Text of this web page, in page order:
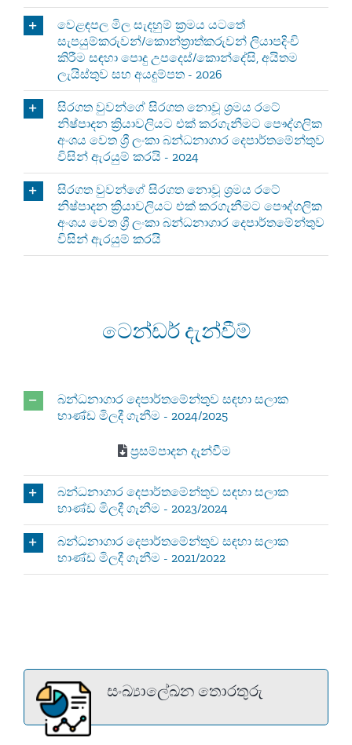
වෙළඳපල මිල සැදහුම් ක්‍රමය යටතේ
සැපයුම්කරුවන්/කොන්ත්‍රාත්කරුවන් ලියාපදිංචි
කිරීම සඳහා පොදු උපදෙස්/කොන්දේසි, අයිතම
ලැයිස්තුව සහ අයදුම්පත - 2026
සිරගත වුවන්ගේ සිරගත නොවූ ශ්‍රමය රටේ
නිෂ්පාදන ක්‍රියාවලියට එක් කරගැනීමට පෞද්ගලික
අංශය වෙත ශ්‍රී ලංකා බන්ධනාගාර දෙපාර්තමේන්තුව
විසින් ඇරයුම් කරයි - 2024
සිරගත වුවන්ගේ සිරගත නොවූ ශ්‍රමය රටේ
නිෂ්පාදන ක්‍රියාවලියට එක් කරගැනීමට පෞද්ගලික
අංශය වෙත ශ්‍රී ලංකා බන්ධනාගාර දෙපාර්තමේන්තුව
විසින් ඇරයුම් කරයි
ටෙන්ඩර් දැන්වීම්
බන්ධනාගාර දෙපාර්තමේන්තුව සඳහා සලාක
භාණ්ඩ මිලදී ගැනීම - 2024/2025
ප්‍රසම්පාදන දැන්වීම
බන්ධනාගාර දෙපාර්තමේන්තුව සඳහා සලාක
භාණ්ඩ මිලදී ගැනීම - 2023/2024
බන්ධනාගාර දෙපාර්තමේන්තුව සඳහා සලාක
භාණ්ඩ මිලදී ගැනීම - 2021/2022
සංඛ්‍යාලේඛන තොරතුරු